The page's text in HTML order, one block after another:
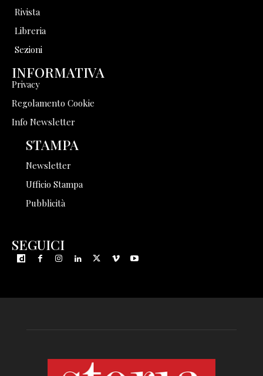
Rivista
Libreria
Sezioni
INFORMATIVA
Privacy
Regolamento Cookie
Info Newsletter
STAMPA
Newsletter
Ufficio Stampa
Pubblicità
SEGUICI